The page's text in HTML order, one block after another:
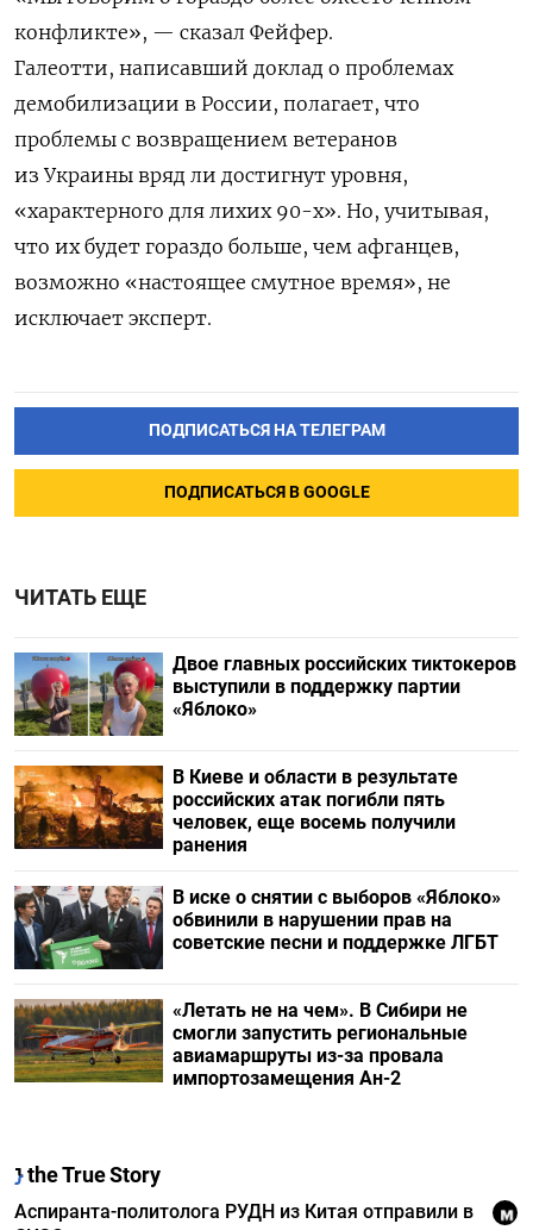
конфликте», — сказал Фейфер.
Галеотти, написавший доклад о проблемах
демобилизации в России, полагает, что
проблемы с возвращением ветеранов
из Украины вряд ли достигнут уровня,
«характерного для лихих 90-х». Но, учитывая,
что их будет гораздо больше, чем афганцев,
возможно «настоящее смутное время», не
исключает эксперт.
ПОДПИСАТЬСЯ НА ТЕЛЕГРАМ
ПОДПИСАТЬСЯ В GOOGLE
ЧИТАТЬ ЕЩЕ
Двое главных российских тиктокеров
выступили в поддержку партии
«Яблоко»
В Киеве и области в результате
российских атак погибли пять
человек, еще восемь получили
ранения
В иске о снятии с выборов «Яблоко»
обвинили в нарушении прав на
советские песни и поддержке ЛГБТ
«Летать не на чем». В Сибири не
смогли запустить региональные
авиамаршруты из-за провала
импортозамещения Ан-2